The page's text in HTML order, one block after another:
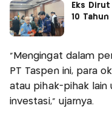
Eks
10
“Mengingat dalam
PT Taspen ini, para
atau pihak-pihak lain
investasi,” ujarnya.